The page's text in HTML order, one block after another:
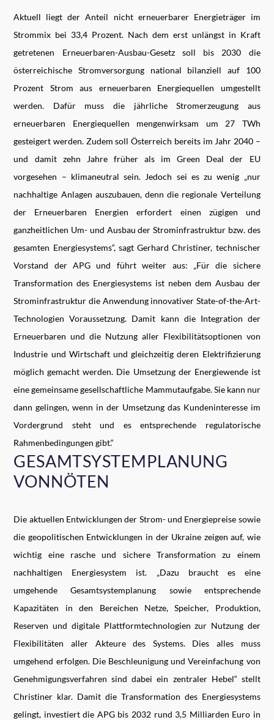
Aktuell liegt der Anteil nicht erneuerbarer Energieträger im
Strommix bei 33,4 Prozent. Nach dem erst unlängst in Kraft
getretenen Erneuerbaren-Ausbau-Gesetz soll bis 2030 die
österreichische Stromversorgung national bilanziell auf 100
Prozent Strom aus erneuerbaren Energiequellen umgestellt
werden. Dafür muss die jährliche Stromerzeugung aus
erneuerbaren Energiequellen mengenwirksam um 27 TWh
gesteigert werden. Zudem soll Österreich bereits im Jahr 2040 –
und damit zehn Jahre früher als im Green Deal der EU
vorgesehen – klimaneutral sein. Jedoch sei es zu wenig „nur
nachhaltige Anlagen auszubauen, denn die regionale Verteilung
der Erneuerbaren Energien erfordert einen zügigen und
ganzheitlichen Um- und Ausbau der Strominfrastruktur bzw. des
gesamten Energiesystems“, sagt Gerhard Christiner, technischer
Vorstand der APG und führt weiter aus: „Für die sichere
Transformation des Energiesystems ist neben dem Ausbau der
Strominfrastruktur die Anwendung innovativer State-of-the-Art-
Technologien Voraussetzung. Damit kann die Integration der
Erneuerbaren und die Nutzung aller Flexibilitätsoptionen von
Industrie und Wirtschaft und gleichzeitig deren Elektrifizierung
möglich gemacht werden. Die Umsetzung der Energiewende ist
eine gemeinsame gesellschaftliche Mammutaufgabe. Sie kann nur
dann gelingen, wenn in der Umsetzung das Kundeninteresse im
Vordergrund steht und es entsprechende regulatorische
Rahmenbedingungen gibt.“
GESAMTSYSTEMPLANUNG
VONNÖTEN
Die aktuellen Entwicklungen der Strom- und Energiepreise sowie
die geopolitischen Entwicklungen in der Ukraine zeigen auf, wie
wichtig eine rasche und sichere Transformation zu einem
nachhaltigen Energiesystem ist. „Dazu braucht es eine
umgehende Gesamtsystemplanung sowie entsprechende
Kapazitäten in den Bereichen Netze, Speicher, Produktion,
Reserven und digitale Plattformtechnologien zur Nutzung der
Flexibilitäten aller Akteure des Systems. Dies alles muss
umgehend erfolgen. Die Beschleunigung und Vereinfachung von
Genehmigungsverfahren sind dabei ein zentraler Hebel“ stellt
Christiner klar. Damit die Transformation des Energiesystems
gelingt, investiert die APG bis 2032 rund 3,5 Milliarden Euro in